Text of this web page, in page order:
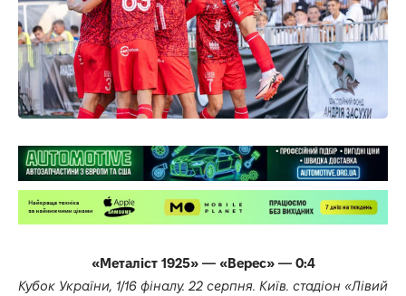
«Металіст 1925» — «Верес» — 0:4
Кубок України, 1/16 фіналу. 22 серпня. Київ. стадіон «Лівий